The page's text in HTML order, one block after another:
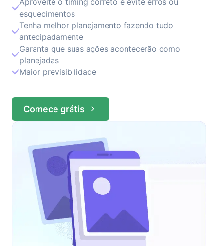
Aproveite o timing correto e evite erros ou
esquecimentos
Tenha melhor planejamento fazendo tudo
antecipadamente
Garanta que suas ações acontecerão como
planejadas
Maior previsibilidade
Comece grátis